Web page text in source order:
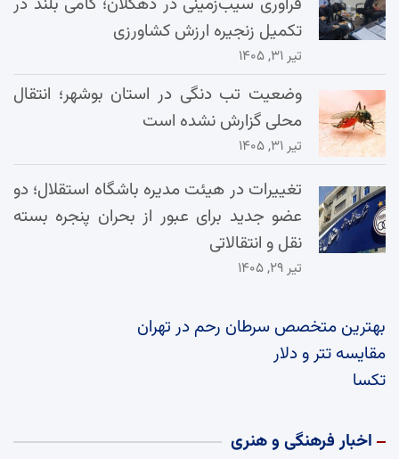
تکمیل زنجیره ارزش کشاورزی
تیر ۳۱, ۱۴۰۵
وضعیت تب دنگی در استان بوشهر؛ انتقال
محلی گزارش نشده است
تیر ۳۱, ۱۴۰۵
تغییرات در هیئت مدیره باشگاه استقلال؛ دو
عضو جدید برای عبور از بحران پنجره بسته
نقل و انتقالاتی
تیر ۲۹, ۱۴۰۵
بهترین متخصص سرطان رحم در تهران
مقایسه تتر و دلار
تکسا
اخبار فرهنگی و هنری